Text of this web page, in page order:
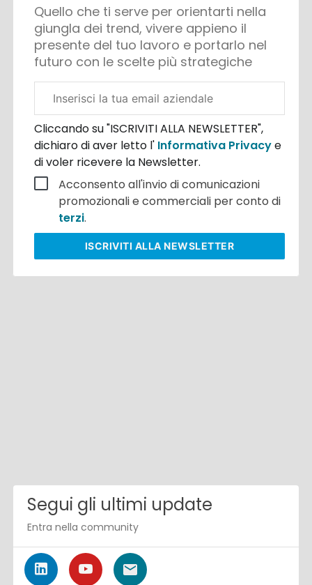
Quello che ti serve per orientarti nella
giungla dei trend, vivere appieno il
presente del tuo lavoro e portarlo nel
futuro con le scelte più strategiche
aziendale
Cliccando su "ISCRIVITI ALLA NEWSLETTER",
dichiaro di aver letto l' Informativa Privacye
di voler ricevere la Newsletter.
Acconsento all'invio di comunicazioni
promozionali e commerciali per conto di
terzi.
ISCRIVITI ALLA NEWSLETTER
Segui gli ultimi update
Entra nella community